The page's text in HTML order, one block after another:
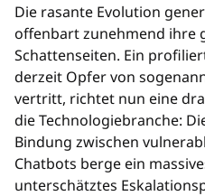
Die rasante Evolution
offenbart zunehmend ihre
Schattenseiten. Ein
derzeit Opfer von
vertritt, richtet nun eine
die Technologiebranche:
Bindung zwischen
Chatbots berge ein
unterschätztes